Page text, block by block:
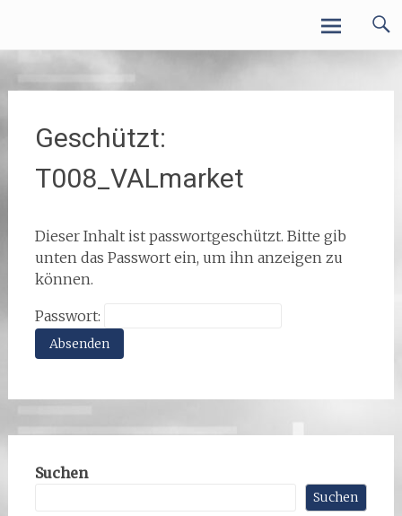
springen
Geschützt:
T008_VALmarket
Dieser Inhalt ist passwortgeschützt. Bitte gib
unten das Passwort ein, um ihn anzeigen zu
können.
Passwort:
Suchen
Suchen